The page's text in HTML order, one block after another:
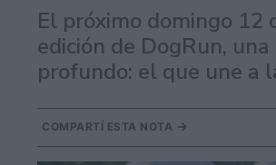
El próximo domingo 12
edición de DogRun,
profundo: el que une a
COMPARTÍ ESTA NOTA